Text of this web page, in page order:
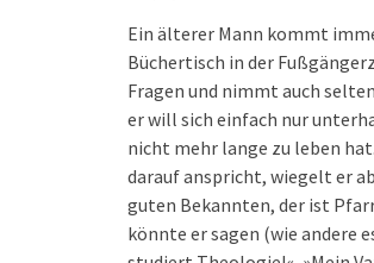
Ein älterer Mann kommt
Büchertisch in der
Fragen und nimmt auch
er will sich einfach nur
nicht mehr lange zu leben
darauf anspricht, wiegelt er
guten Bekannten, der ist
könnte er sagen (wie andere